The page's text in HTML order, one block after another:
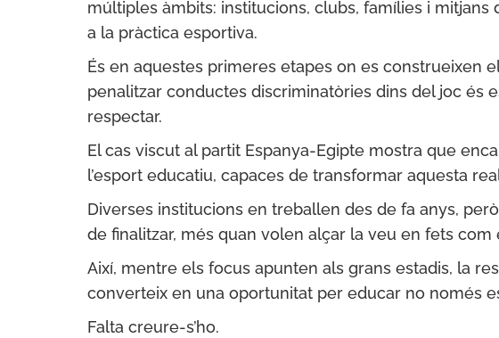
múltiples àmbits: institucions, clubs, famílies i
a la pràctica esportiva.
És en aquestes primeres etapes on es construeixen
penalitzar conductes discriminatòries dins del joc és
respectar.
El cas viscut al partit Espanya-Egipte mostra que
l’esport educatiu, capaces de transformar aquesta
Diverses institucions en treballen des de fa anys,
de finalitzar, més quan volen alçar la veu en fets com
Així, mentre els focus apunten als grans estadis, la
converteix en una oportunitat per educar no només
Falta creure-s’ho.